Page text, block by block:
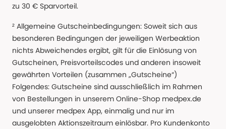
zu 30 € Sparvorteil.
² Allgemeine Gutscheinbedingungen: Soweit sich aus
besonderen Bedingungen der jeweiligen Werbeaktion
nichts Abweichendes ergibt, gilt für die Einlösung von
Gutscheinen, Preisvorteilscodes und anderen insoweit
gewährten Vorteilen (zusammen „Gutscheine“)
Folgendes: Gutscheine sind ausschließlich im Rahmen
von Bestellungen in unserem Online-Shop medpex.de
und unserer medpex App, einmalig und nur im
ausgelobten Aktionszeitraum einlösbar. Pro Kundenkonto